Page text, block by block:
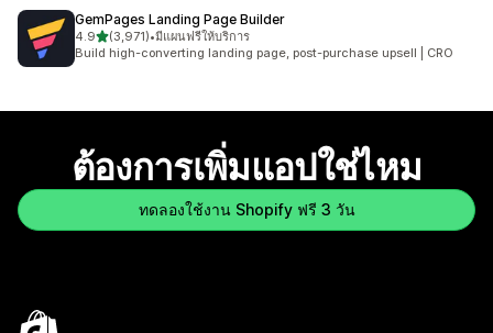
GemPages Landing Page Builder
4.9เต็ม 5 ดาว
(3,971)
ทั้งหมด 3971 รีวิว
•มีแผนฟรีให้บริการ
Build high-converting landing page, post-purchase upsell | CRO
ต้องการเพิ่มแอปใช่ไหม
ทดลองใช้งาน Shopify ฟรี 3 วัน